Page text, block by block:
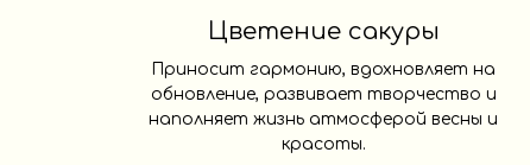
Цветение сакуры
Приносит гармонию, вдохновляет на
обновление, развивает творчество и
наполняет жизнь атмосферой весны и
красоты.